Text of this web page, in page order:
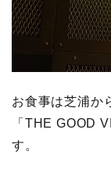
お食事は芝浦か
「THE GOOD
す。